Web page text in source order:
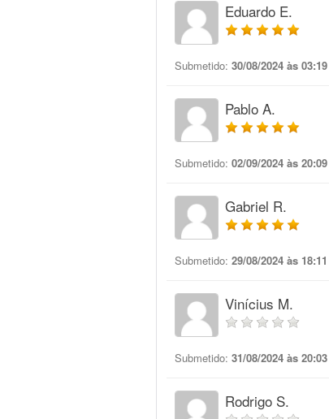
Eduardo E.
Submetido: 30/08/2024 às 03:19
Pablo A.
Submetido: 02/09/2024 às 20:09
Gabriel R.
Submetido: 29/08/2024 às 18:11
Vinícius M.
Submetido: 31/08/2024 às 20:03
Rodrigo S.